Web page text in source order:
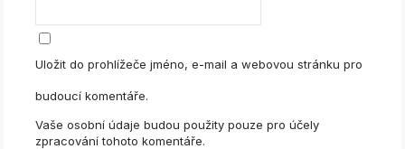
Uložit do prohlížeče jméno, e-mail a webovou stránku pro
budoucí komentáře.
Vaše osobní údaje budou použity pouze pro účely
zpracování tohoto komentáře.